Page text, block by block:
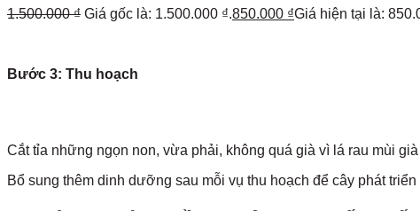
1.500.000₫ Giá gốc là: 1.500.000 ₫.850.000 ₫Giá hiện tại là:
Bước 3: Thu hoạch
Cắt tỉa những ngọn non, vừa phải, không quá già vì lá rau mùi
Bổ sung thêm dinh dưỡng sau mỗi vụ thu hoạch để cây phát